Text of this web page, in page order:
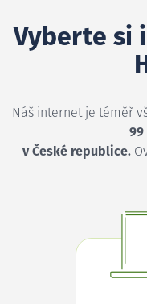
Vyberte si
Náš internet je téměř
99
v České republice.